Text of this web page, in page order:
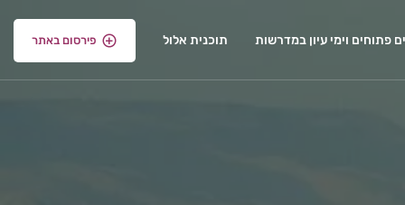
פתוחים וימי עיון במדרשות תוכנית אלול פירסום באתר